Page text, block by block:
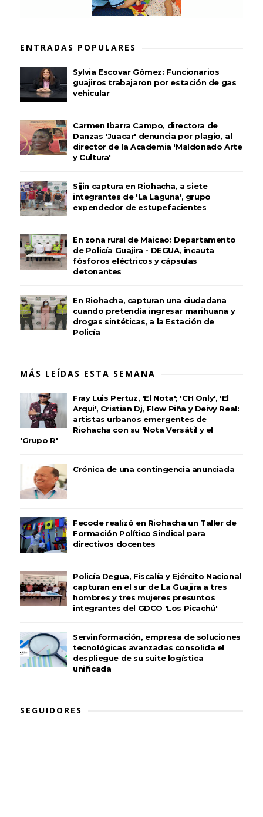
ENTRADAS POPULARES
Sylvia Escovar Gómez: Funcionarios
guajiros trabajaron por estación de gas
vehicular
Carmen Ibarra Campo, directora de
Danzas 'Juacar' denuncia por plagio, al
director de la Academia 'Maldonado Arte
y Cultura'
Sijin captura en Riohacha, a siete
integrantes de 'La Laguna', grupo
expendedor de estupefacientes
En zona rural de Maicao: Departamento
de Policía Guajira - DEGUA, incauta
fósforos eléctricos y cápsulas
detonantes
En Riohacha, capturan una ciudadana
cuando pretendía ingresar marihuana y
drogas sintéticas, a la Estación de
Policía
MÁS LEÍDAS ESTA SEMANA
Fray Luis Pertuz, 'El Nota'; 'CH Only', 'El
Arqui', Cristian Dj, Flow Piña y Deivy Real:
artistas urbanos emergentes de
Riohacha con su 'Nota Versátil y el
'Grupo R'
Crónica de una contingencia anunciada
Fecode realizó en Riohacha un Taller de
Formación Político Sindical para
directivos docentes
Policía Degua, Fiscalía y Ejército Nacional
capturan en el sur de La Guajira a tres
hombres y tres mujeres presuntos
integrantes del GDCO 'Los Picachú'
Servinformación, empresa de soluciones
tecnológicas avanzadas consolida el
despliegue de su suite logística
unificada
SEGUIDORES